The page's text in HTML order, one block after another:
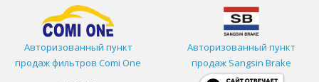
Авторизованный пункт
продаж фильтров Comi One
Авторизованный пункт
продаж Sangsin Brake